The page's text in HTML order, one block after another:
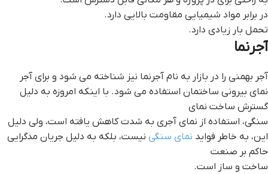
در برابر مواد شیمیایی مقاومت بالایی دارد.
تحمل بار زیادی دارد.
آجرنما
آجر بهمنی را در بازار به نام آجرنما نیز شناخته می شود و برای آجر
نمای بیرونی ساختمان استفاده می شود. با اینکه امروزه به دلیل
گسترش ساخت نمای
سنگی، استفاده از نمای آجری به شدت کاهش یافته است، ولی دلیل
این، به خاطر فواید نمای سنگی نیست، بلکه به دلیل جریان مدگرایی
حاکم بر صنعت
ساخت‌ و ساز است.